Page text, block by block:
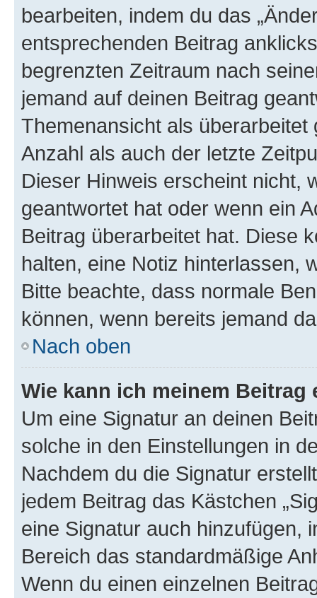
bearbeiten, indem du das
entsprechenden Beitrag
begrenzten Zeitraum nach
jemand auf deinen Beitrag
Themenansicht als
Anzahl als auch der letzte
Dieser Hinweis erscheint nicht,
geantwortet hat oder wenn ein
Beitrag überarbeitet hat. Diese
halten, eine Notiz hinterlassen,
Bitte beachte, dass normale
können, wenn bereits jemand
Nach oben
Wie kann ich meinem
Um eine Signatur an deinen
solche in den Einstellungen in
Nachdem du die Signatur
jedem Beitrag das Kästchen
eine Signatur auch hinzufügen,
Bereich das standardmäßige
Wenn du einen einzelnen